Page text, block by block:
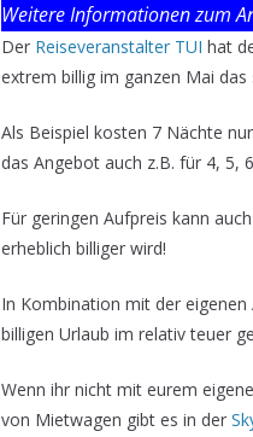
Weitere Informationen zum
Der Reiseveranstalter TUI hat
extrem billig im ganzen Mai
Als Beispiel kosten 7 Nächte
das Angebot auch z.B. für 4, 5,
Für geringen Aufpreis kann
erheblich billiger wird!
In Kombination mit der
billigen Urlaub im relativ teuer
Wenn ihr nicht mit eurem
von Mietwagen gibt es in der